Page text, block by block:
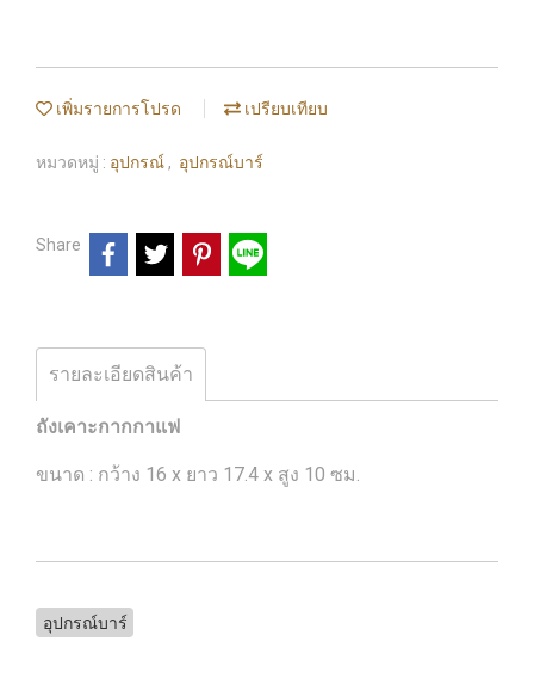
เพิ่มรายการโปรด เปรียบเทียบ
หมวดหมู่ : อุปกรณ์ , อุปกรณ์บาร์
Share
รายละเอียดสินค้า
ถังเคาะกากกาแฟ
ขนาด : กว้าง 16 x ยาว 17.4 x สูง 10 ซม.
อุปกรณ์บาร์